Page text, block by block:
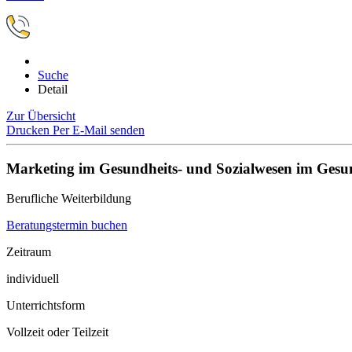
Suche
Detail
Zur Übersicht
Drucken Per E-Mail senden
Marketing im Gesundheits- und Sozialwesen im
Berufliche Weiterbildung
Beratungstermin buchen
Zeitraum
individuell
Unterrichtsform
Vollzeit oder Teilzeit